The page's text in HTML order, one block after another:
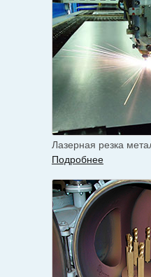
Лазерная резка
Подробнее